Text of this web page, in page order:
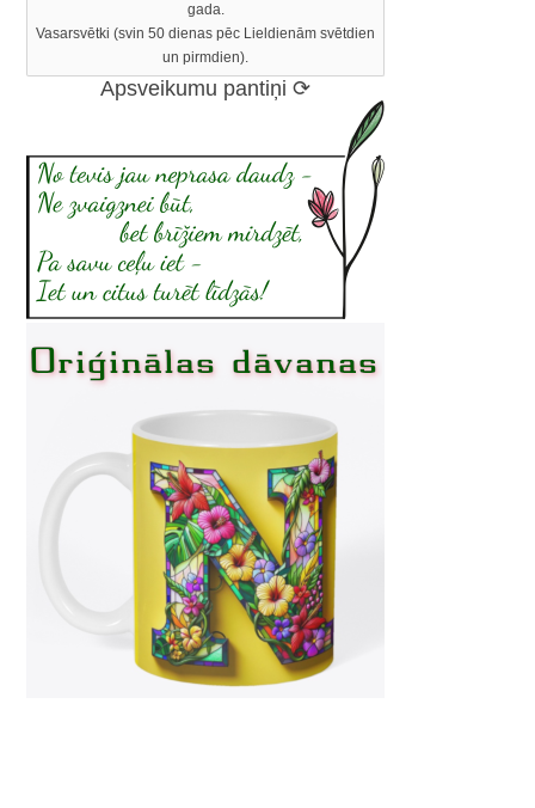
gada.
Vasarsvētki (svin 50 dienas pēc Lieldienām svētdien
un pirmdien).
Apsveikumu pantiņi ⟳